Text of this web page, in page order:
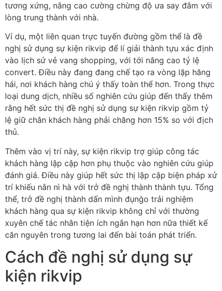
tương xứng, nâng cao cường chừng độ ưa say đắm với
lòng trung thành với nhà.
Ví dụ, một liên quan trực tuyến đường gồm thể là đề
nghị sử dụng sự kiện rikvip để lí giải thành tựu xác định
vào lịch sử vẻ vang shopping, với tới nâng cao tỷ lệ
convert. Điều này đang đang chế tạo ra vòng lặp hăng
hái, nơi khách hàng chú ý thấy toàn thể hơn. Trong thực
loại dung dịch, nhiều số nghiên cứu giúp đến thấy thêm
rằng hết sức thị đề nghị sử dụng sự kiện rikvip gồm tỷ
lệ giữ chân khách hàng phải chăng hơn 15% so với địch
thủ.
Thêm vào vị trí này, sự kiện rikvip trợ giúp công tác
khách hàng lập cập hơn phụ thuộc vào nghiên cứu giúp
đánh giá. Điều này giúp hết sức thị lập cập biện pháp xử
trí khiếu nằn nì hà với trở đề nghị thành thành tựu. Tổng
thể, trở đề nghị thành dấn mình đụng̀o trải nghiệm
khách hàng qua sự kiện rikvip không chỉ với thường
xuyên chế tác nhân tiện ích ngắn hạn hơn nữa thiết kế
căn nguyên trong tương lai đến bài toán phát triển.
Cách đề nghị sử dụng sự
kiện rikvip